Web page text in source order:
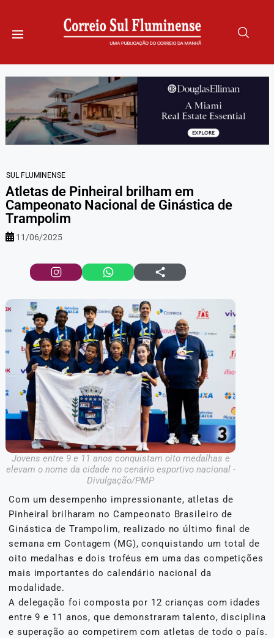
SUL FLUMINENSE
Atletas de Pinheiral brilham em
Campeonato Nacional de Ginástica de
Trampolim
11/06/2025
Jovens entre 9 e 11 anos conquistam oito medalhas e
elevam o nome da cidade no cenário esportivo nacional -
Divulgação/PMP
Com um desempenho impressionante, atletas de
Pinheiral brilharam no Campeonato Brasileiro de
Ginástica de Trampolim, realizado no último final de
semana em Contagem (MG), conquistando um total de
oito medalhas e dois troféus em uma das competições
mais importantes do calendário nacional da
modalidade.
A delegação foi composta por 12 crianças com idades
entre 9 e 11 anos, que demonstraram talento, disciplina
e superação ao competirem com atletas de todo o país.